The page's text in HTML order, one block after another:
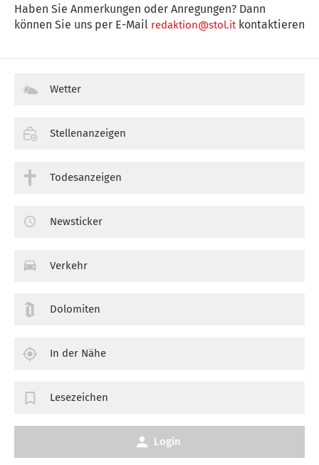
Haben Sie Anmerkungen oder Anregungen? Dann
können Sie uns per E-Mail redaktion@stol.itkontaktieren
Wetter
Stellenanzeigen
Todesanzeigen
Newsticker
Verkehr
Dolomiten
In der Nähe
Lesezeichen
Login